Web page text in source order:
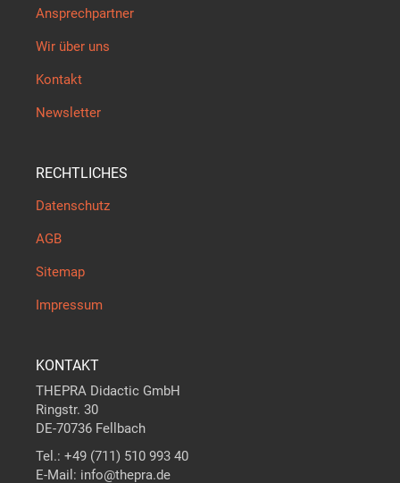
Ansprechpartner
Wir über uns
Kontakt
Newsletter
RECHTLICHES
Datenschutz
AGB
Sitemap
Impressum
KONTAKT
THEPRA Didactic GmbH
Ringstr. 30
DE-70736 Fellbach
Tel.: +49 (711) 510 993 40
E-Mail: info@thepra.de